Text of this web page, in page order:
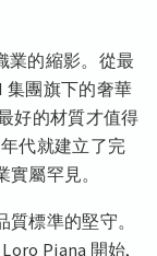
業的縮影。從最
集團旗下的奢華
好的材質才值得
代就建立了完
屬罕見。
標準的堅守。
Piana 開始,